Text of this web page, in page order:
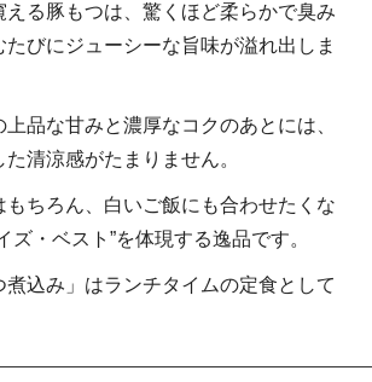
える豚もつは、驚くほど柔らかで臭み
びにジューシーな旨味が溢れ出しま
品な甘みと濃厚なコクのあとには、
清涼感がたまりません。
もちろん、白いご飯にも合わせたくな
ズ・ベスト”を体現する逸品です。
込み」はランチタイムの定食として